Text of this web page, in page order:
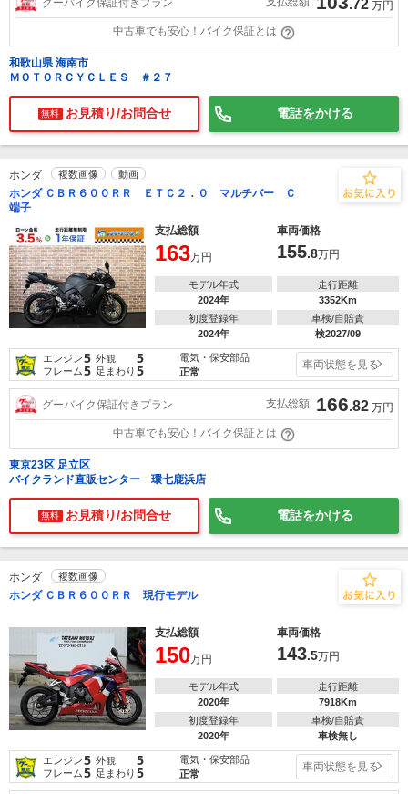
.72 万円
中古車でも安心！バイク保証とは
和歌山県 海南市
ＭＯＴＯＲＣＹＣＬＥＳ ＃２７
無料 お見積り/お問合せ 電話をかける
ホンダ 複数画像 動画
ホンダ ＣＢＲ６００ＲＲ ＥＴＣ２．０ マルチバー Ｃ
端子
支払総額
車両価格
163万円 155.8万円
モデル年式
2024年
走行距離
3352Km
初度登録年
2024年
車検/自賠責
検2027/09
エンジン5 外観 5
フレーム5 足まわり 5
電気・保安部品
正常
車両状態を見る
グーバイク保証付きプラン 支払総額 166.82 万円
中古車でも安心！バイク保証とは
東京23区 足立区
バイクランド直販センター 環七鹿浜店
無料 お見積り/お問合せ 電話をかける
ホンダ 複数画像
ホンダ ＣＢＲ６００ＲＲ 現行モデル
支払総額 車両価格
150万円 143.5万円
モデル年式
2020年
走行距離
7918Km
初度登録年
2020年
車検/自賠責
車検無し
エンジン5 外観 5
フレーム5 足まわり 5
電気・保安部品
正常
車両状態を見る